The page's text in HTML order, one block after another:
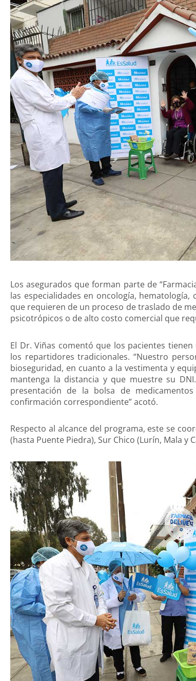
Los asegurados que forman parte de
las especialidades en oncología,
que requieren de un proceso de traslado de
psicotrópicos o de alto costo comercial que
El Dr. Viñas comentó que los pacientes
los repartidores tradicionales. “Nuestro
bioseguridad, en cuanto a la vestimenta y
mantenga la distancia y que muestre su
presentación de la bolsa de
confirmación correspondiente” acotó.
Respecto al alcance del programa, este se
(hasta Puente Piedra), Sur Chico (Lurín, Mala y